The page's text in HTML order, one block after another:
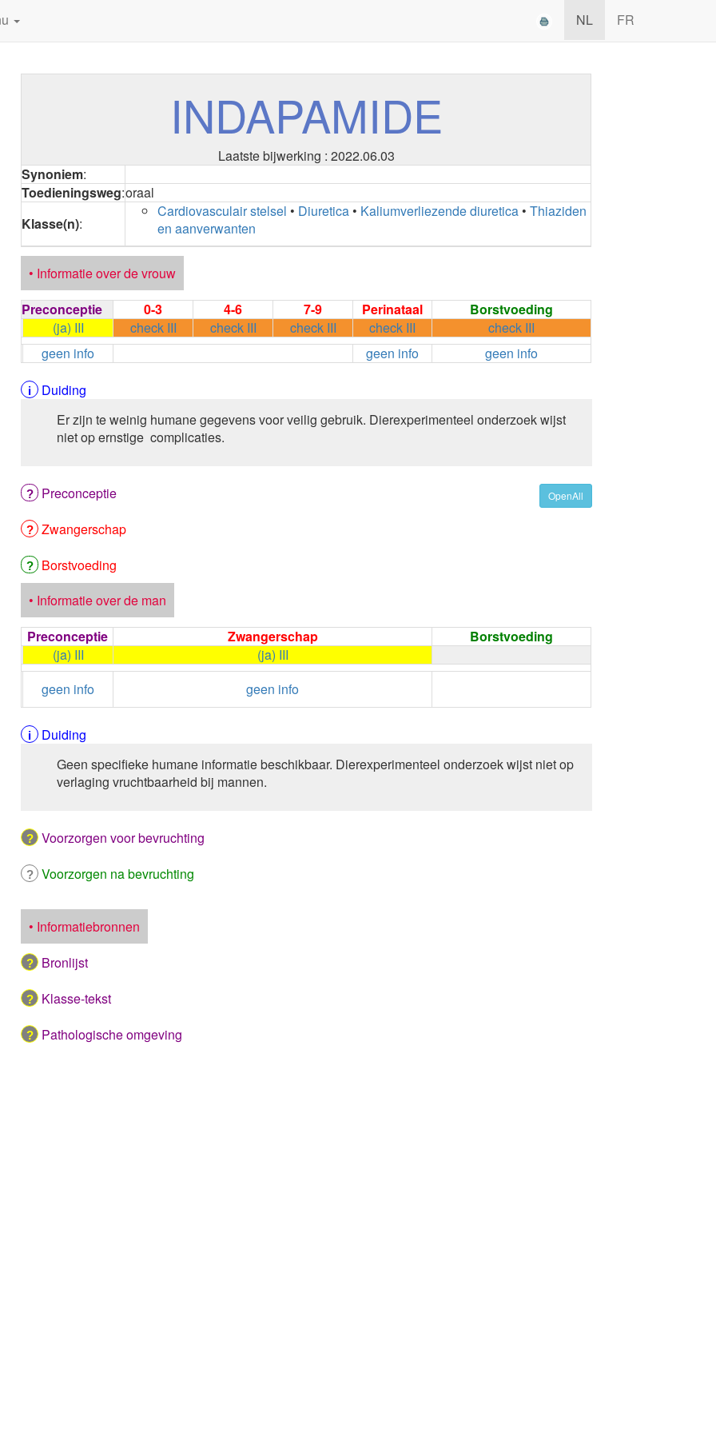
NL FR
INDAPAMIDE
Laatste bijwerking : 2022.06.03
Synoniem:
Toedieningsweg:oraal
Klasse(n):
Cardiovasculair stelsel • Diuretica • Kaliumverliezende diuretica •Thiaziden
en aanverwanten
• Informatie over de vrouw
Preconceptie
0-3 4-6 7-9 Perinataal
Borstvoeding
(ja) III
check III check III check III check III
check III
geen info
geen info
geen info
Duiding
Er zijn te weinig humane gegevens voor veilig gebruik. Dierexperimenteel onderzoek wijst
niet op ernstige complicaties.
OpenAll
Preconceptie
Zwangerschap
Borstvoeding
• Informatie over de man
Preconceptie
Zwangerschap
Borstvoeding
(ja) III
(ja) III
geen info
geen info
Duiding
Geen specifieke humane informatie beschikbaar. Dierexperimenteel onderzoek wijst niet op
verlaging vruchtbaarheid bij mannen.
Voorzorgen voor bevruchting
Voorzorgen na bevruchting
• Informatiebronnen
Bronlijst
Klasse-tekst
Pathologische omgeving